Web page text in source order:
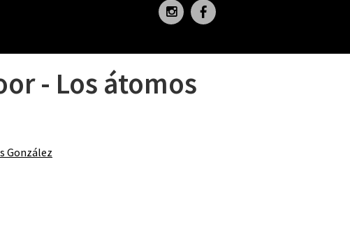
- Los átomos
González